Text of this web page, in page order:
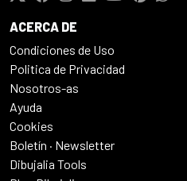
ACERCA DE
Condiciones de Uso
Politica de Privacidad
Nosotros-as
Ayuda
Cookies
Boletín · Newsletter
Dibujalia Tools